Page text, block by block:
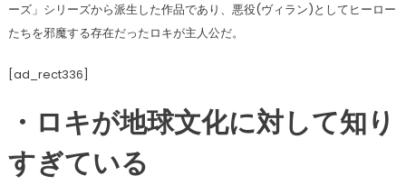
ーズ」シリーズから派生した作品であり、悪役(ヴィラン)としてヒーロー
たちを邪魔する存在だったロキが主人公だ。
[ad_rect336]
・ロキが地球文化に対して知り
すぎている